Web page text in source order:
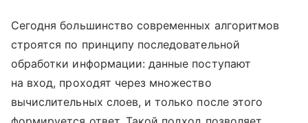
Сегодня большинство современных алгоритмов
строятся по принципу последовательной
обработки информации: данные поступают
на вход, проходят через множество
вычислительных слоев, и только после этого